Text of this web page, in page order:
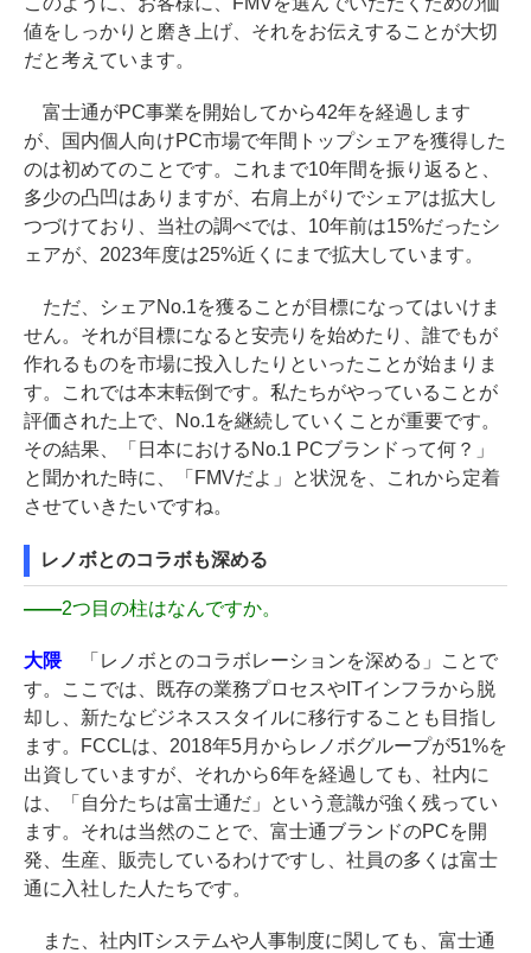
値をしっかりと磨き上げ、それをお伝えすることが大切
だと考えています。
富士通がPC事業を開始してから42年を経過します
が、国内個人向けPC市場で年間トップシェアを獲得した
のは初めてのことです。これまで10年間を振り返ると、
多少の凸凹はありますが、右肩上がりでシェアは拡大し
つづけており、当社の調べでは、10年前は15%だったシ
ェアが、2023年度は25%近くにまで拡大しています。
ただ、シェアNo.1を獲ることが目標になってはいけま
せん。それが目標になると安売りを始めたり、誰でもが
作れるものを市場に投入したりといったことが始まりま
す。これでは本末転倒です。私たちがやっていることが
評価された上で、No.1を継続していくことが重要です。
その結果、「日本におけるNo.1 PCブランドって何？」
と聞かれた時に、「FMVだよ」と状況を、これから定着
させていきたいですね。
レノボとのコラボも深める
――2つ目の柱はなんですか。
大隈
「レノボとのコラボレーションを深める」ことで
す。ここでは、既存の業務プロセスやITインフラから脱
却し、新たなビジネススタイルに移行することも目指し
ます。FCCLは、2018年5月からレノボグループが51%を
出資していますが、それから6年を経過しても、社内に
は、「自分たちは富士通だ」という意識が強く残ってい
ます。それは当然のことで、富士通ブランドのPCを開
発、生産、販売しているわけですし、社員の多くは富士
通に入社した人たちです。
また、社内ITシステムや人事制度に関しても、富士通